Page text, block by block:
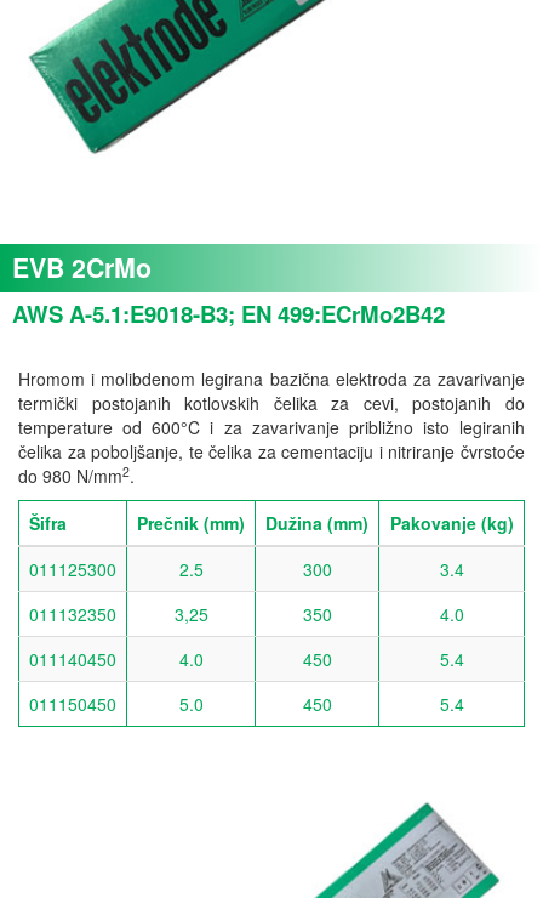
EVB 2CrMo
AWS A-5.1:E9018-B3; EN 499:ECrMo2B42
Hromom i molibdenom legirana bazična elektroda za zavarivanje
termički postojanih kotlovskih čelika za cevi, postojanih do
temperature od 600°C i za zavarivanje približno isto legiranih
čelika za poboljšanje, te čelika za cementaciju i nitriranje čvrstoće
do 980 N/mm2.
Šifra
Prečnik (mm) Dužina (mm)
Pakovanje (kg)
011125300
2.5 300
3.4
011132350
3,25 350
4.0
011140450
4.0 450
5.4
011150450
5.0 450 5.4